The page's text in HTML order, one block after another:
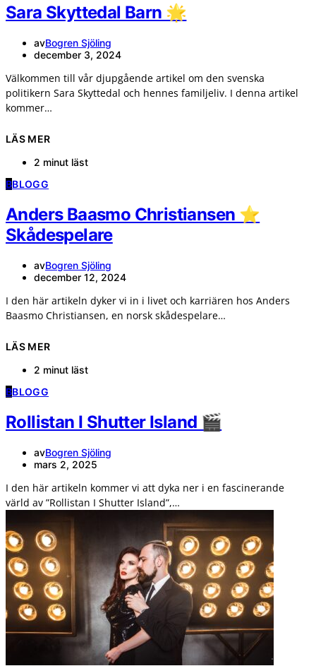
Sara Skyttedal Barn 🌟
avBogren Sjöling
december 3, 2024
Välkommen till vår djupgående artikel om den svenska
politikern Sara Skyttedal och hennes familjeliv. I denna artikel
kommer…
LÄS MER
2 minut läst
BBLOGG
Anders Baasmo Christiansen ⭐
Skådespelare
avBogren Sjöling
december 12, 2024
I den här artikeln dyker vi in i livet och karriären hos Anders
Baasmo Christiansen, en norsk skådespelare…
LÄS MER
2 minut läst
BBLOGG
Rollistan I Shutter Island 🎬
avBogren Sjöling
mars 2, 2025
I den här artikeln kommer vi att dyka ner i en fascinerande
värld av ”Rollistan I Shutter Island”,…